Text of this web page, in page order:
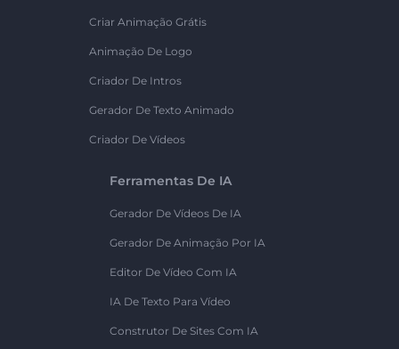
Criar Animação Grátis
Animação De Logo
Criador De Intros
Gerador De Texto Animado
Criador De Vídeos
Ferramentas De IA
Gerador De Vídeos De IA
Gerador De Animação Por IA
Editor De Vídeo Com IA
IA De Texto Para Vídeo
Construtor De Sites Com IA